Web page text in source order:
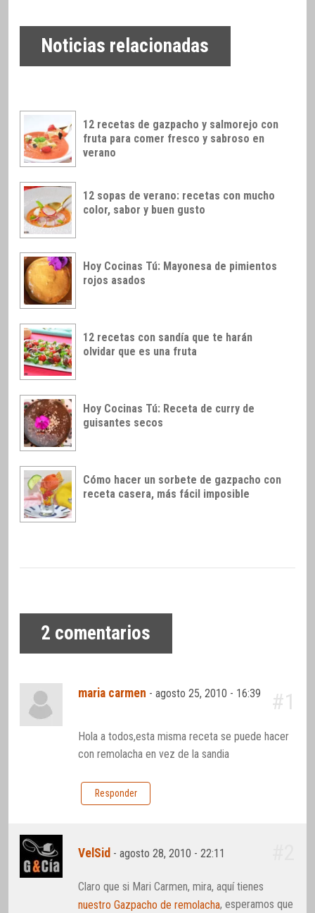
Noticias relacionadas
12 recetas de gazpacho y salmorejo con
fruta para comer fresco y sabroso en
verano
12 sopas de verano: recetas con mucho
color, sabor y buen gusto
Hoy Cocinas Tú: Mayonesa de pimientos
rojos asados
12 recetas con sandía que te harán
olvidar que es una fruta
Hoy Cocinas Tú: Receta de curry de
guisantes secos
Cómo hacer un sorbete de gazpacho con
receta casera, más fácil imposible
2 comentarios
maria carmen -agosto 25, 2010 - 16:39 #1
Hola a todos,esta misma receta se puede hacer
con remolacha en vez de la sandia
Responder
VelSid -agosto 28, 2010 - 22:11
Claro que si Mari Carmen, mira, aquí tienes
nuestro Gazpacho de remolacha, esperamos que